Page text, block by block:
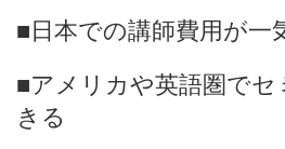
■日本での講師費用が一
■アメリカや英語圏で
きる